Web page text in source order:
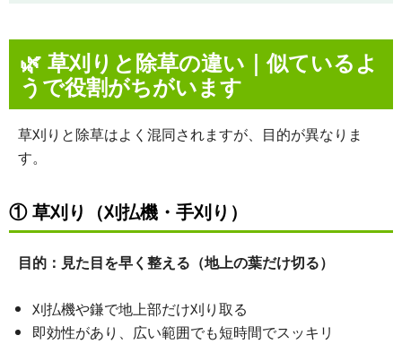
🌿 草刈りと除草の違い｜似ているよ
うで役割がちがいます
草刈りと除草はよく混同されますが、目的が異なりま
す。
① 草刈り（刈払機・手刈り）
目的：見た目を早く整える（地上の葉だけ切る）
刈払機や鎌で地上部だけ刈り取る
即効性があり、広い範囲でも短時間でスッキリ